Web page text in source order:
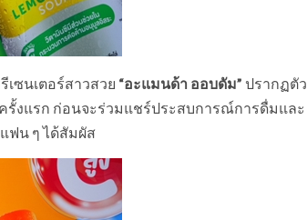
ซนเตอร์สาวสวย “อะแมนด้า ออบดัม” ปรากฏตัว
งแรก ก่อนจะร่วมแชร์ประสบการณ์การดื่มและ
ฟน ๆ ได้สัมผัส